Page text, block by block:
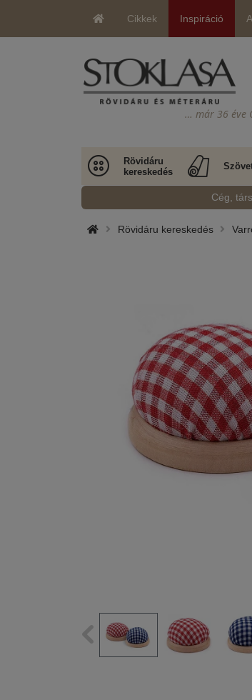
Cikkek Inspiráció
… már 36 éve
Rövidáru
kereskedés
Cég,
Rövidáru kereskedés